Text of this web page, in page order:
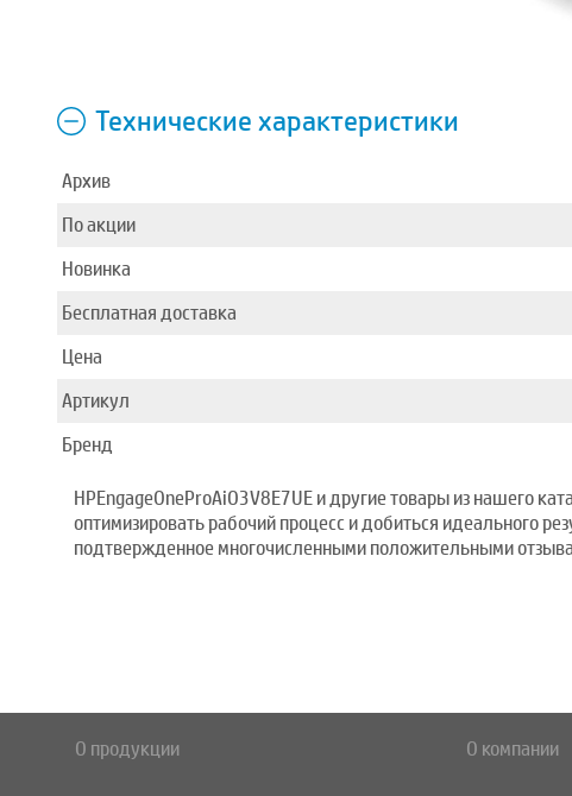
Технические характеристики
Архив
По акции
Новинка
Бесплатная доставка
Цена
Артикул
Бренд
HPEngageOneProAiO3V8E7UE и другие товары из нашего
оптимизировать рабочий процесс и добиться идеального
подтвержденное многочисленными положительными
О продукции О компании